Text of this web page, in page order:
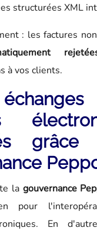
structurées XML
: les factures
à vos clients.
la gouvernance
pour
En